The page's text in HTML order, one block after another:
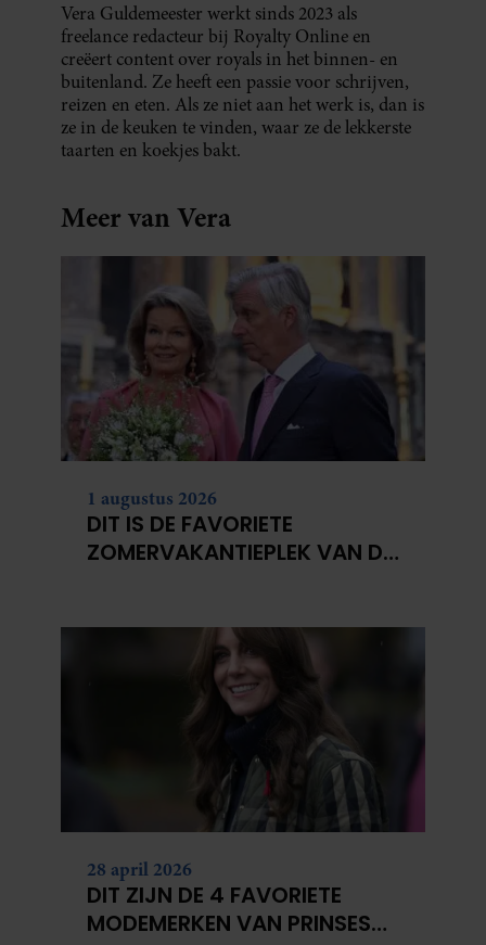
Vera Guldemeester werkt sinds 2023 als
freelance redacteur bij Royalty Online en
creëert content over royals in het binnen- en
buitenland. Ze heeft een passie voor schrijven,
reizen en eten. Als ze niet aan het werk is, dan is
ze in de keuken te vinden, waar ze de lekkerste
taarten en koekjes bakt.
Meer van Vera
1 augustus 2026
DIT IS DE FAVORIETE
ZOMERVAKANTIEPLEK VAN DE
28 april 2026
DIT ZIJN DE 4 FAVORIETE
MODEMERKEN VAN PRINSES